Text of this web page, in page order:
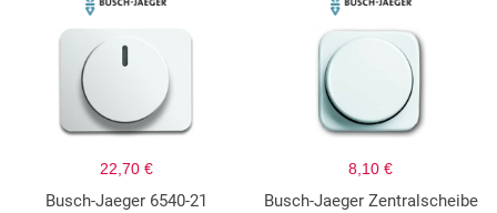
22,70 €
Busch-Jaeger 6540-21
8,10 €
Busch-Jaeger Zentralscheibe